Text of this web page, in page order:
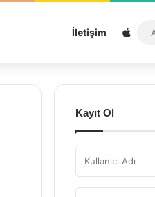
İletişim
Kayıt Ol